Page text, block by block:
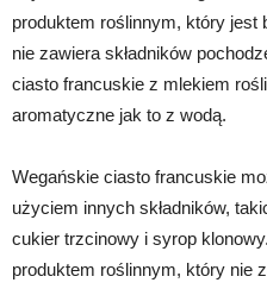
produktem roślinnym, który jest
nie zawiera składników
ciasto francuskie z mlekiem
aromatyczne jak to z wodą.
Wegańskie ciasto francuskie
użyciem innych składników,
cukier trzcinowy i syrop
produktem roślinnym, który nie